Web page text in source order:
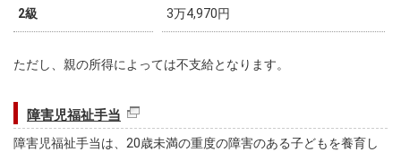
2級 3万4,970円
ただし、親の所得によっては不支給となります。
障害児福祉手当
障害児福祉手当は、20歳未満の重度の障害のある子どもを養育し